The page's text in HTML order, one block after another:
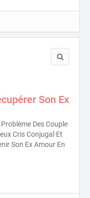
Son Ex
Des Couple
Cris Conjugal Et
Son Ex Amour En